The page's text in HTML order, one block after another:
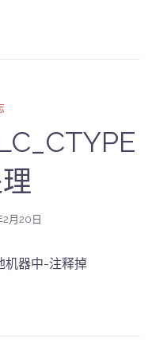
月20日
器中-注释掉